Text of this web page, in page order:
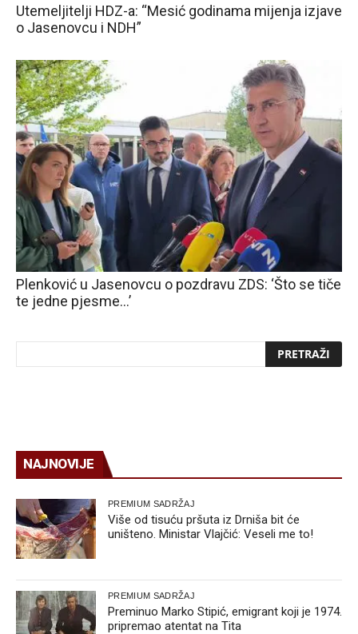
Utemeljitelji HDZ-a: “Mesić godinama mijenja izjave
o Jasenovcu i NDH”
Plenković u Jasenovcu o pozdravu ZDS: ‘Što se tiče
te jedne pjesme…’
NAJNOVIJE
PREMIUM SADRŽAJ
Više od tisuću pršuta iz Drniša bit će
uništeno. Ministar Vlajčić: Veseli me to!
PREMIUM SADRŽAJ
Preminuo Marko Stipić, emigrant koji je 1974.
pripremao atentat na Tita